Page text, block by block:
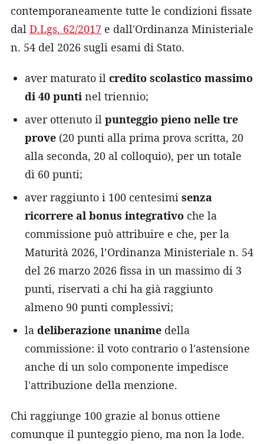
contemporaneamente tutte le condizioni fissate
dal D.Lgs. 62/2017 e dall'Ordinanza Ministeriale
n. 54 del 2026 sugli esami di Stato.
aver maturato il credito scolastico massimo
di 40 punti nel triennio;
aver ottenuto il punteggio pieno nelle tre
prove (20 punti alla prima prova scritta, 20
alla seconda, 20 al colloquio), per un totale
di 60 punti;
aver raggiunto i 100 centesimi senza
ricorrere al bonus integrativo che la
commissione può attribuire e che, per la
Maturità 2026, l’Ordinanza Ministeriale n. 54
del 26 marzo 2026 fissa in un massimo di 3
punti, riservati a chi ha già raggiunto
almeno 90 punti complessivi;
la deliberazione unanime della
commissione: il voto contrario o l'astensione
anche di un solo componente impedisce
l'attribuzione della menzione.
Chi raggiunge 100 grazie al bonus ottiene
comunque il punteggio pieno, ma non la lode.